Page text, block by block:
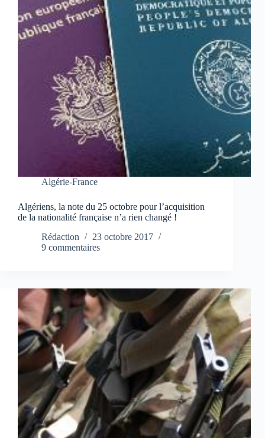
Algérie-France
Algériens, la note du 25 octobre pour l’acquisition
de la nationalité française n’a rien changé !
Rédaction
23 octobre 2017
9 commentaires